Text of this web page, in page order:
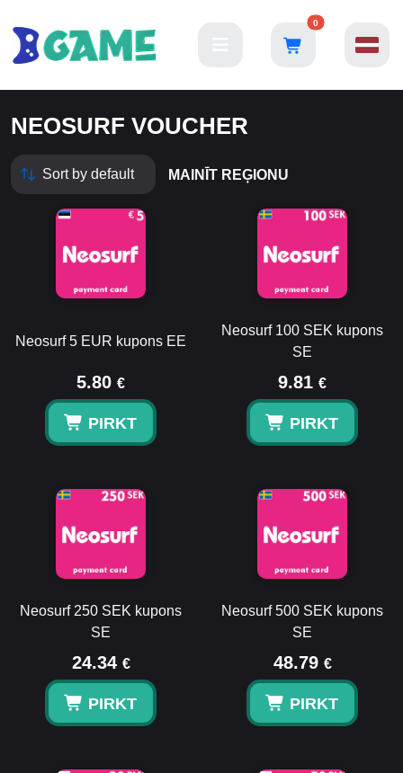
0
NEOSURF VOUCHER
MAINĪT REĢIONU
Neosurf 5 EUR kupons EE
5.80 €
PIRKT
Neosurf 100 SEK kupons
SE
9.81 €
PIRKT
Neosurf 250 SEK kupons
SE
24.34 €
PIRKT
Neosurf 500 SEK kupons
SE
48.79 €
PIRKT